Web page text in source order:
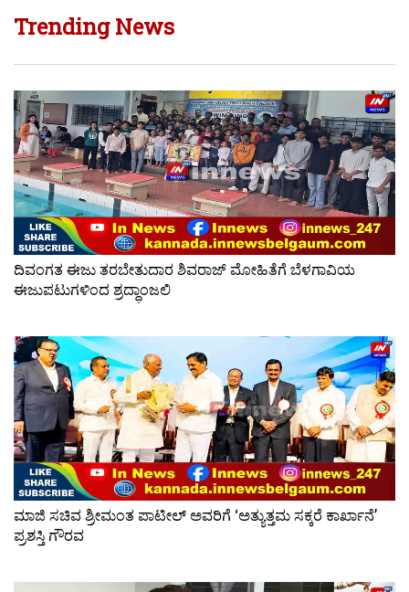
Trending News
ದಿವಂಗತ ಈಜು ತರಬೇತುದಾರ ಶಿವರಾಜ್ ಮೋಹಿತೆಗೆ ಬೆಳಗಾವಿಯ
ಈಜುಪಟುಗಳಿಂದ ಶ್ರದ್ಧಾಂಜಲಿ
ಮಾಜಿ ಸಚಿವ ಶ್ರೀಮಂತ ಪಾಟೀಲ್ ಅವರಿಗೆ ‘ಅತ್ಯುತ್ತಮ ಸಕ್ಕರೆ ಕಾರ್ಖಾನೆ’
ಪ್ರಶಸ್ತಿ ಗೌರವ